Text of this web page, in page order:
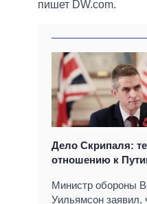
пишет DW.com.
Дело Скрипаля:
отношению к
Министр обороны
Уильямсон заявил,